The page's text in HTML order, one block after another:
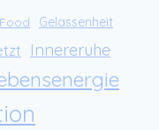
Food Gelassenheit
Innereruhe